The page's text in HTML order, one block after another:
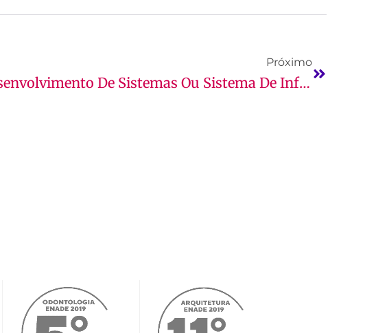
Próximo
Análise E Desenvolvimento De Sistemas Ou Sistema De Informação, Qual A Diferença?